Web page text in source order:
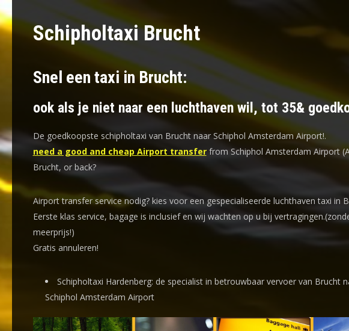
Schipholtaxi Brucht
Snel een taxi in Brucht:
ook als je niet naar een luchthaven wil, tot 35&
De goedkoopste schipholtaxi van Brucht naar Schiphol Amsterdam Airport!.
need a good and cheap Airport transferfrom Schiphol Amsterdam Airport
Brucht, or back?
Airport transfer service nodig? kies voor een gespecialiseerde luchthaven taxi in
Eerste klas service, bagage is inclusief en wij wachten op u bij
meerprijs!)
Gratis annuleren!
Schipholtaxi Hardenberg: de specialist in betrouwbaar vervoer van Brucht
Schiphol Amsterdam Airport